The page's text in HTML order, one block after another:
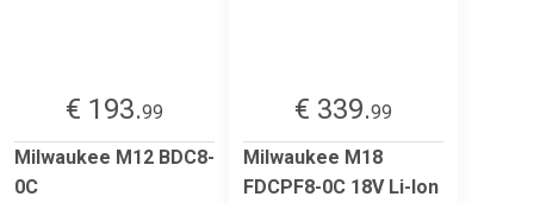
€ 193.99
Milwaukee M12 BDC8-
0C
€ 339.99
Milwaukee M18
FDCPF8-0C 18V Li-Ion